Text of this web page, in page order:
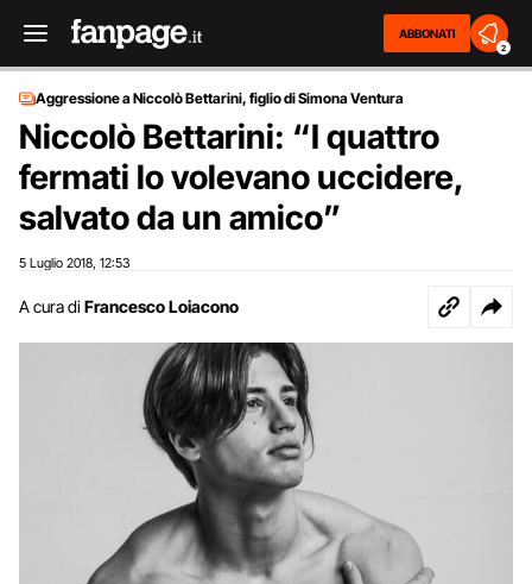
ABBONATI
2
Aggressione a Niccolò Bettarini, figlio di Simona Ventura
Niccolò Bettarini: “I quattro
fermati lo volevano uccidere,
salvato da un amico”
5 Luglio 2018 12:53
A cura di Francesco Loiacono